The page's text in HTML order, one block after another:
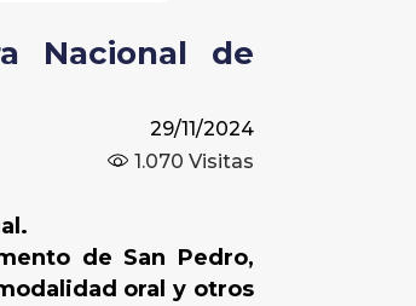
Nacional de
29/11/2024
1.070 Visitas
de San Pedro,
oral y otros